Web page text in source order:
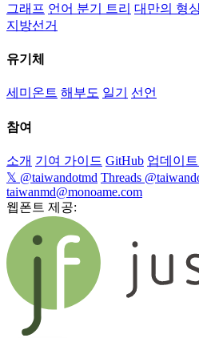
그래프 언어 분기 트리 대만의 형
지방선거
유기체
세미온트 해부도 일기 선언
참여
소개 기여 가이드 GitHub 업데이
𝕏 @taiwandotmd Threads
taiwanmd@monoame.com
웹폰트 제공: